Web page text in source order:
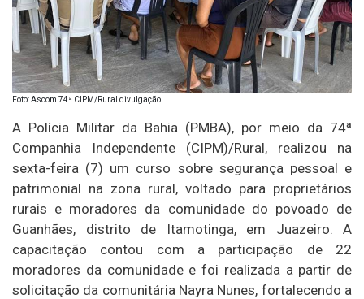
Foto: Ascom 74ª CIPM/Rural divulgação
A Polícia Militar da Bahia (PMBA), por meio da 74ª
Companhia Independente (CIPM)/Rural, realizou na
sexta-feira (7) um curso sobre segurança pessoal e
patrimonial na zona rural, voltado para proprietários
rurais e moradores da comunidade do povoado de
Guanhães, distrito de Itamotinga, em Juazeiro. A
capacitação contou com a participação de 22
moradores da comunidade e foi realizada a partir de
solicitação da comunitária Nayra Nunes, fortalecendo a